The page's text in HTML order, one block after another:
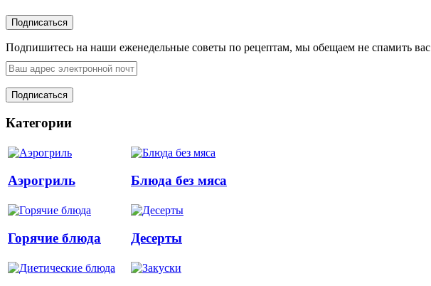
Подпишитесь на наши еженедельные советы по рецептам, мы обещаем не спамить вас
Категории
Аэрогриль Блюда без мяса
Горячие блюда Десерты